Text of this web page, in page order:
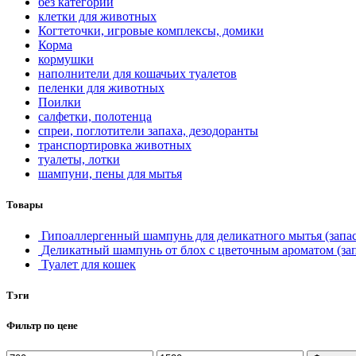
клетки для животных
Когтеточки, игровые комплексы, домики
Корма
кормушки
наполнители для кошачьих туалетов
пеленки для животных
Поилки
салфетки, полотенца
спреи, поглотители запаха, дезодоранты
транспортировка животных
туалеты, лотки
шампуни, пены для мытья
Товары
Гипоаллергенный шампунь для деликатного мытья
Деликатный шампунь от блох с цветочным ароматом
Туалет для кошек
Тэги
Фильтр по цене